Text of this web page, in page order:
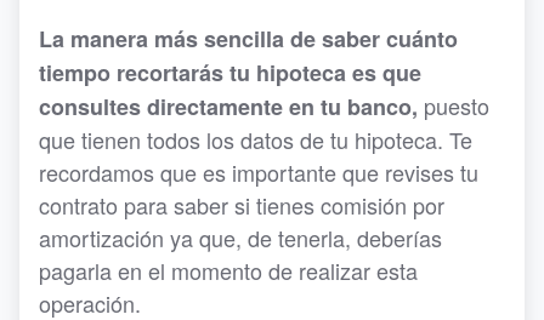
La manera más sencilla de saber cuánto
tiempo recortarás tu hipoteca es que
consultes directamente en tu banco, puesto
que tienen todos los datos de tu hipoteca. Te
recordamos que es importante que revises tu
contrato para saber si tienes comisión por
amortización ya que, de tenerla, deberías
pagarla en el momento de realizar esta
operación.